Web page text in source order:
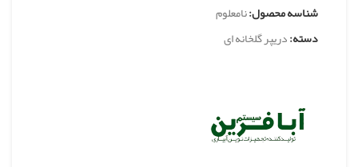
شناسه محصول:نامعلوم
دسته:دریپر گلخانه ای